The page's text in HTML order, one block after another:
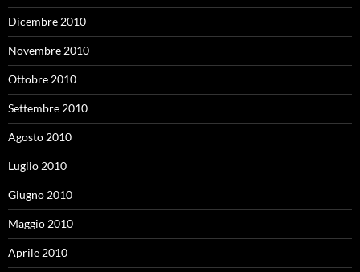
Dicembre 2010
Novembre 2010
Ottobre 2010
Settembre 2010
Agosto 2010
Luglio 2010
Giugno 2010
Maggio 2010
Aprile 2010